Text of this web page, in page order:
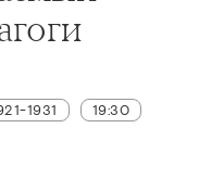
1931 19:30